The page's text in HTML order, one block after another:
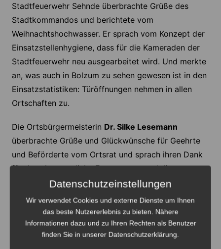
Stadtfeuerwehr Sehnde überbrachte Grüße des
Stadtkommandos und berichtete vom
Weihnachtshochwasser. Er sprach vom Konzept der
Einsatzstellenhygiene, dass für die Kameraden der
Stadtfeuerwehr neu ausgearbeitet wird. Und merkte
an, was auch in Bolzum zu sehen gewesen ist in den
Einsatzstatistiken: Türöffnungen nehmen in allen
Ortschaften zu.
Die Ortsbürgermeisterin Dr. Silke Lesemann
überbrachte Grüße und Glückwünsche für Geehrte
und Beförderte vom Ortsrat und sprach ihren Dank
für das ehrenamtliche Engagement und die
Unterstützung bei örtlichen Veranstaltungen, wie
dem Osterfeuer, Maifest, Martinsmarkt oder
Volkstrauertag.
Datenschutzeinstellungen
Wir verwendet Cookies und externe Dienste um Ihnen
das beste Nutzererlebnis zu bieten. Nähere
Informationen dazu und zu Ihren Rechten als Benutzer
finden Sie in unserer Datenschutzerklärung.